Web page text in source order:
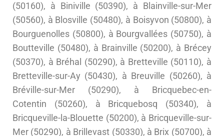
(50160), à Biniville (50390), à Blainville-sur-Mer
(50560), à Blosville (50480), à Boisyvon (50800), à
Bourguenolles (50800), à Bourgvallées (50750), à
Boutteville (50480), à Brainville (50200), à Brécey
(50370), à Bréhal (50290), à Bretteville (50110), à
Bretteville-sur-Ay (50430), à Breuville (50260), à
Bréville-sur-Mer (50290), à Bricquebec-en-
Cotentin (50260), à Bricquebosq (50340), à
Bricqueville-la-Blouette (50200), à Bricqueville-sur-
Mer (50290), à Brillevast (50330), à Brix (50700), à